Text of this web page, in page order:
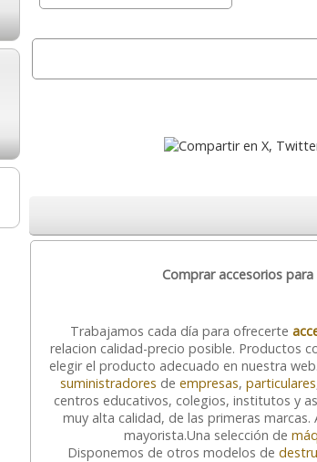
Comprar accesorios
Trabajamos cada día para ofrecerte
relacion calidad-precio posible. Productos
elegir el producto adecuado en nuestra
suministradores de empresas, particulares
centros educativos, colegios, institutos y
muy alta calidad, de las primeras
mayorista.Una selección de
Disponemos de otros modelos de
Negro, 12 hjs.
289,95
microcorte P-5, 15 hjs.
partículas P-4
142,95 €
172,97 con Iva
Fellowes 10M, 10 hjs
desde:171,45 €
207,45 con Iva